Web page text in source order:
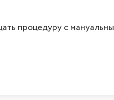
процедуру с